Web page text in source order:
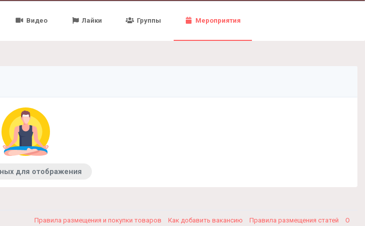
Видео Лайки Группы Мероприятия
для отображения
Правила размещения и покупки товаров Как добавить вакансию Правила размещения статей О